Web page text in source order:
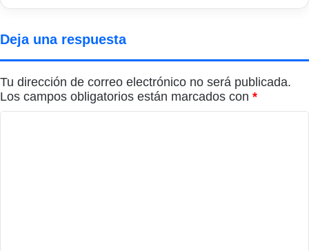
Deja una respuesta
Tu dirección de correo electrónico no será publicada.
Los campos obligatorios están marcados con *